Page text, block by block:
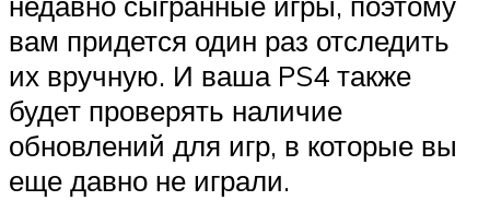
вам придется один раз отследить
их вручную. И ваша PS4 также
будет проверять наличие
обновлений для игр, в которые вы
еще давно не играли.